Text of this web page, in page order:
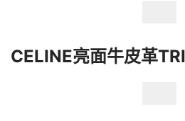
CELINE亮面牛皮革